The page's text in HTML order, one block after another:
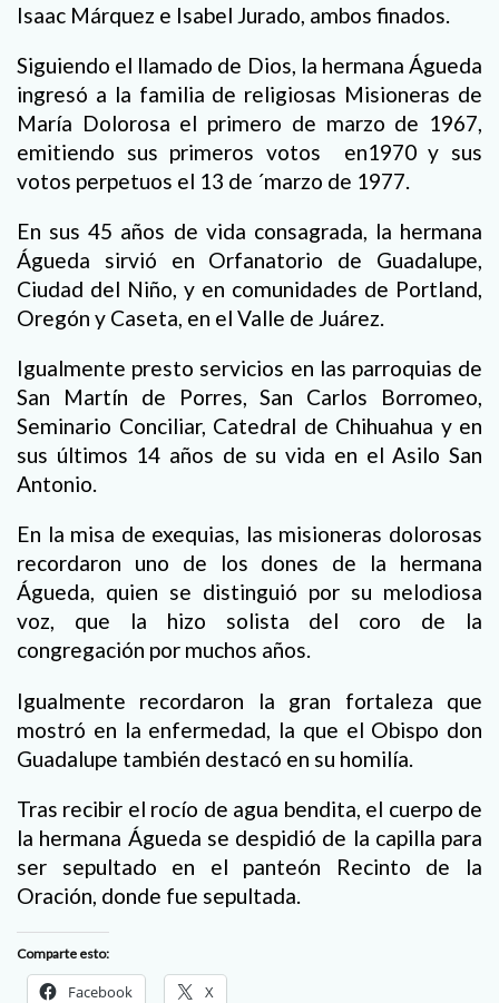
Isaac Márquez e Isabel Jurado, ambos finados.
Siguiendo el llamado de Dios, la hermana Águeda
ingresó a la familia de religiosas Misioneras de
María Dolorosa el primero de marzo de 1967,
emitiendo sus primeros votos en1970 y sus
votos perpetuos el 13 de ´marzo de 1977.
En sus 45 años de vida consagrada, la hermana
Águeda sirvió en Orfanatorio de Guadalupe,
Ciudad del Niño, y en comunidades de Portland,
Oregón y Caseta, en el Valle de Juárez.
Igualmente presto servicios en las parroquias de
San Martín de Porres, San Carlos Borromeo,
Seminario Conciliar, Catedral de Chihuahua y en
sus últimos 14 años de su vida en el Asilo San
Antonio.
En la misa de exequias, las misioneras dolorosas
recordaron uno de los dones de la hermana
Águeda, quien se distinguió por su melodiosa
voz, que la hizo solista del coro de la
congregación por muchos años.
Igualmente recordaron la gran fortaleza que
mostró en la enfermedad, la que el Obispo don
Guadalupe también destacó en su homilía.
Tras recibir el rocío de agua bendita, el cuerpo de
la hermana Águeda se despidió de la capilla para
ser sepultado en el panteón Recinto de la
Oración, donde fue sepultada.
Comparte esto:
Facebook X